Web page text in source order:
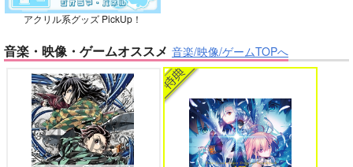
バイトの宮川君は店長が好き 2
出来損ないのラブソング Riff 兎太と烏堂
アクリル系グッズ PickUp！
音楽・映像・ゲームオススメ 音楽/映像/ゲームTOPへ